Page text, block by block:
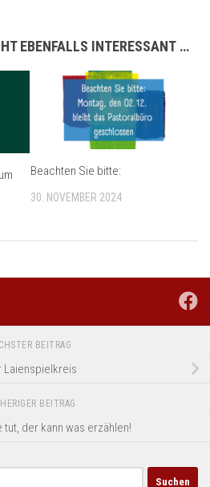
EBENFALLS INTERESSANT …
Beachten Sie bitte:
30. NOVEMBER 2024
BEITRAG
Laienspielkreis
BEITRAG
tut, der kann was erzählen!